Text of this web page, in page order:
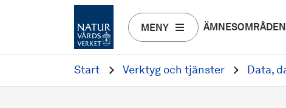
MENY ÄMNESOMRÅDEN
Start Verktyg och tjänster Data,